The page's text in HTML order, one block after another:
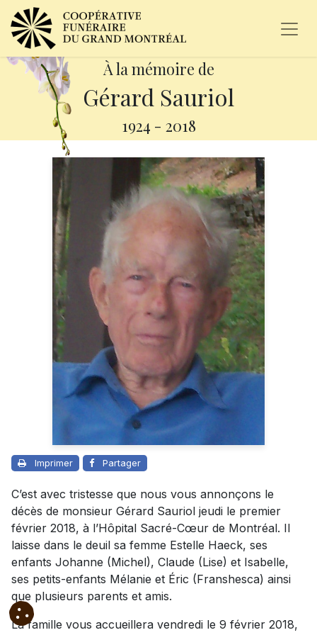
À la mémoire de
Gérard Sauriol
1924 - 2018
Imprimer Partager
C’est avec tristesse que nous vous annonçons le
décès de monsieur Gérard Sauriol jeudi le premier
février 2018, à l’Hôpital Sacré-Cœur de Montréal. Il
laisse dans le deuil sa femme Estelle Haeck, ses
enfants Johanne (Michel), Claude (Lise) et Isabelle,
ses petits-enfants Mélanie et Éric (Franshesca) ainsi
que plusieurs parents et amis.
La famille vous accueillera vendredi le 9 février 2018,